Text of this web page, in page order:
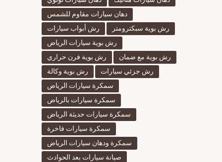
دهان سيارات مقاوم للشمس
رش أبواب سيارات
رش بوية سبكترومتر
رش بوية سيارات الرياض
رش بوية فرن حراري
رش بوية مع ضمان
رش بوية وكالة
رش جزئي سيارات
سمكرة سيارات الرياض
سمكرة سيارات بالرياض
سمكرة سيارات حديثة الرياض
سمكرة سيارات فاخرة
سمكرة ودهان سيارات الرياض
صيانة سيارات بعد الحوادث